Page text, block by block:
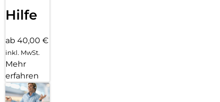
Hilfe
ab 40,00 €
inkl. MwSt.
Mehr
erfahren